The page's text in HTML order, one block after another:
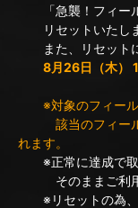
「急襲！フィール
リセットいたしま
また、リセット
8月26日（木）
※対象のフィー
該当のフィール
れます。
※正常に達成で取
そのままご利用
※リセットの為、